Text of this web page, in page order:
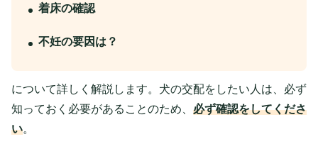
着床の確認
不妊の要因は？
について詳しく解説します。犬の交配をしたい人は、必ず
知っておく必要があることのため、 必ず確認をしてくださ
い。